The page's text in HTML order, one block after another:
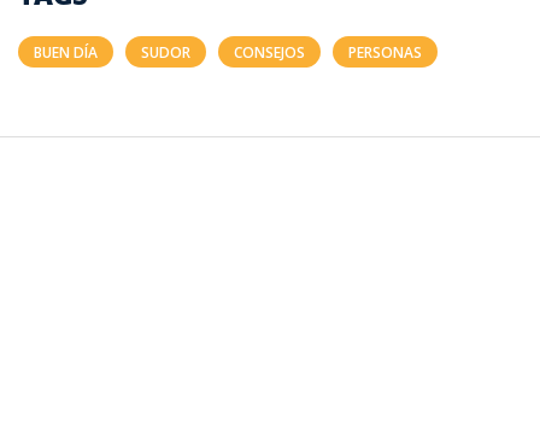
BUEN DÍA SUDOR CONSEJOS PERSONAS